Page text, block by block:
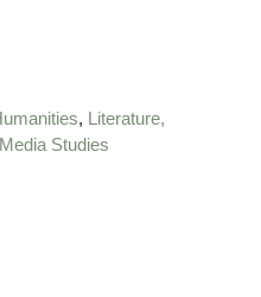
,
Literature,
Studies